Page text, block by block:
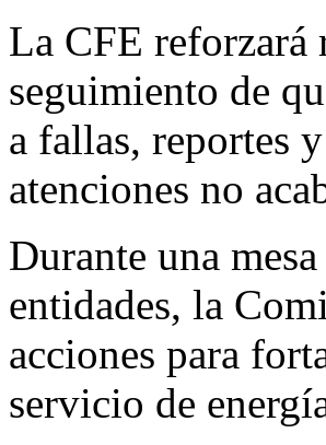
La CFE reforzará
seguimiento de
a fallas, reportes
atenciones no
Durante una
entidades, la
acciones para
servicio de